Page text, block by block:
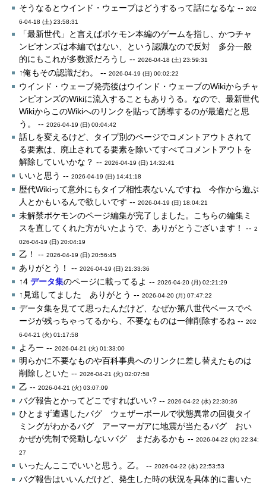
そうなるとウインド・ウェーブはどうするって話になるな --202
6-04-18 (土) 23:58:31
「最新世代」と言えばポケモン本編のゲームを指し、かつチャ
ンピオンズは本編ではない、という認識なので反対 多分一般
的にもこれが多数派だろうし --2026-04-18 (土) 23:59:31
↑俺もその認識だわ。 --2026-04-19 (日) 00:02:22
ウインド・ウェーブ発売後はウインド・ウェーブのWikiからチャ
ンピオンズのWikiに流入することもありうる。なので、最新世代
WikiからこのWikiへのリンクを貼って誘導するのが最適だと思
う。 --2026-04-19 (日) 00:04:42
話しを変えるけど、タイプ別のページでコメントアウトされて
る要素は、廃止されてる要素を除いてすべてコメントアウトを
解除していいかな？ --2026-04-19 (日) 14:32:41
いいと思う --2026-04-19 (日) 14:41:18
歴代Wikiって意外にもタイプ相性表ないんですね 今作から遊ぶ
人とかもいるんで欲しいです --2026-04-19 (日) 18:04:21
未解禁ポケモンのページ編集が完了しました。こちらの編集ミ
スを直してくれた方がいたようで、ありがとうございます！ --2
026-04-19 (日) 20:04:19
乙！ --2026-04-19 (日) 20:56:45
ありがとう！ --2026-04-19 (日) 21:33:36
↑4データ集のページに載ってるよ --2026-04-20 (月) 02:21:29
↑見逃してました ありがとう --2026-04-20 (月) 07:47:22
データ集を見てて思ったんだけど、なぜか第八世代ベースでペ
ージが残っちゃってるから、不要なものは一律削除するね --202
6-04-21 (火) 01:17:58
よろー --2026-04-21 (火) 01:33:00
明らかに不要なものや百科事典へのリンクに差し替えたものは
削除しといた --2026-04-21 (火) 02:07:58
乙 --2026-04-21 (火) 03:07:09
バグ報告とかってどこですればいい? --2026-04-22 (水) 22:30:36
ひとまず遭遇したバグ ウェザーボールで状態異常の回復タイ
ミングがわかるバグ アーマーガアに地震が当たるバグ おい
かぜが先制で発動しないバグ まだあるかも --2026-04-22 (水) 22:34:
27
いったんここでいいと思う。乙。 --2026-04-22 (水) 22:53:53
バグ報告はいいんだけど、発生した時の状況を具体的に書いた